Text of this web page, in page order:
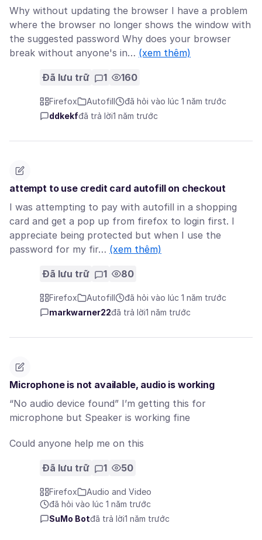
Why without updating the browser I have a problem
where the browser no longer shows the window with
the suggested password Why does your browser
break without anyone's in… (xem thêm)
Đã lưu trữ 1 160
Firefox Autofill
đã hỏi vào lúc 1 năm trước
ddkekfđã trả lời1 năm trước
attempt to use credit card autofill on checkout
I was attempting to pay with autofill in a shopping
card and get a pop up from firefox to login first. I
appreciate being protected but when I use the
password for my fir… (xem thêm)
Đã lưu trữ 1 80
Firefox Autofill
đã hỏi vào lúc 1 năm trước
markwarner22đã trả lời1 năm trước
Microphone is not available, audio is working
“No audio device found” I’m getting this for
microphone but Speaker is working fine
Could anyone help me on this
Đã lưu trữ 1 50
Firefox
Audio and Video
đã hỏi vào lúc 1 năm trước
SuMo Botđã trả lời1 năm trước